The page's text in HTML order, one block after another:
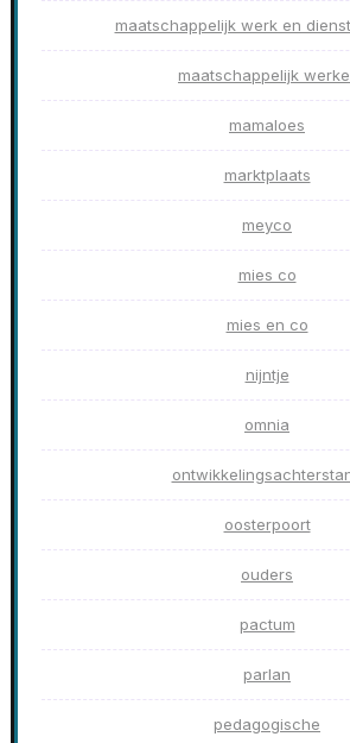
maatschappelijk werk en
maatschappelijk
mamaloes
marktplaats
meyco
mies co
mies en co
nijntje
omnia
oosterpoort
ouders
pactum
parlan
pedagogische